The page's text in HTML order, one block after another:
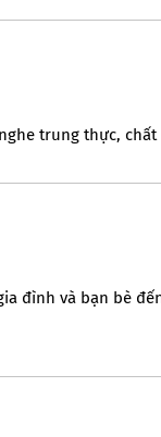
trung thực,
đình và bạn bè